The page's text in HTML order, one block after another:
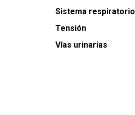
Sistema respiratorio
Tensión
Vías urinarias